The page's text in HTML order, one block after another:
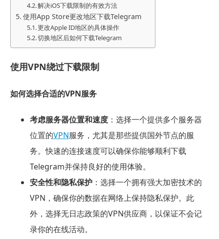
解决iOS下载限制的有效方法
使用App Store更改地区下载Telegram
更改Apple ID地区的具体操作
切换地区后如何下载Telegram
使用VPN绕过下载限制
如何选择合适的VPN服务
考虑服务器位置和速度：选择一个提供多个服务器
位置的VPN服务，尤其是那些提供国外节点的服
务。快速的连接速度可以确保你能够顺利下载
Telegram并保持良好的使用体验。
安全性和隐私保护：选择一个拥有强大加密技术的
VPN，确保你的数据在网络上保持隐私保护。此
外，选择无日志政策的VPN供应商，以保证不会记
录你的在线活动。